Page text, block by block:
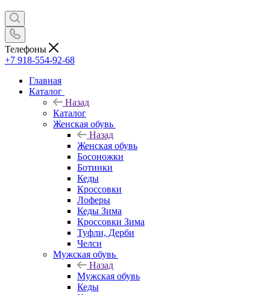
Телефоны
+7 918-554-92-68
Главная
Каталог
Назад
Каталог
Женская обувь
Назад
Женская обувь
Босоножки
Ботинки
Кеды
Кроссовки
Лоферы
Кеды Зима
Кроссовки Зима
Туфли, Дерби
Челси
Мужская обувь
Назад
Мужская обувь
Кеды